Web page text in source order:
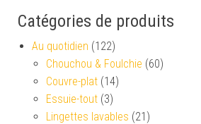
Catégories de produits
Au quotidien (122)
Chouchou & Foulchie (60)
Couvre-plat (14)
Essuie-tout (3)
Lingettes lavables (21)